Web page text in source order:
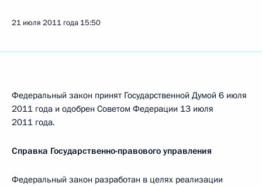
21 июля 2011 года 15:50
Федеральный закон принят Государственной Думой 6 июля
2011 года и одобрен Советом Федерации 13 июля
2011 года.
Справка Государственно-правового управления
Федеральный закон разработан в целях реализации